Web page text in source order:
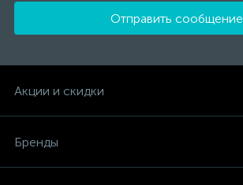
Отправить сообщение
Акции и скидки
Бренды